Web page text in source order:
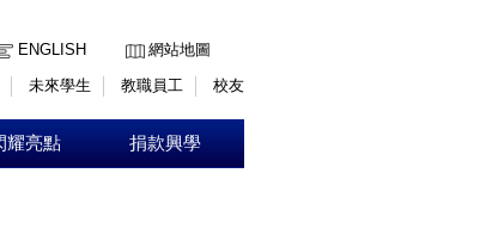
ENGLISH
網站地圖
未來學生 教職員工 校友
耀亮點 捐款興學